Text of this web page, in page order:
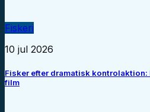
Fiskeri
10 jul 2026
Fisker efter dramatisk kontrolaktion:
film